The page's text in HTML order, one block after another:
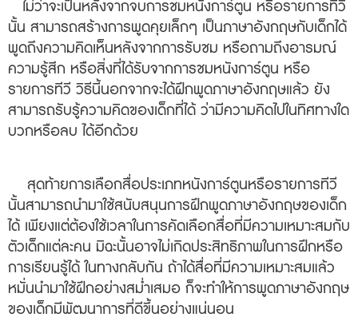
ไม่ว่าจะเป็นหลังจากจบการชมหนังการ์ตูน หรือรายการทีวี
นั้น สามารถสร้างการพูดคุยเล็กๆ เป็นภาษาอังกฤษกับเด็กได้
พูดถึงความคิดเห็นหลังจากการรับชม หรือถามถึงอารมณ์
ความรู้สึก หรือสิ่งที่ได้รับจากการชมหนังการ์ตูน หรือ
รายการทีวี วิธีนี้นอกจากจะได้ฝึกพูดภาษาอังกฤษแล้ว ยัง
สามารถรับรู้ความคิดของเด็กที่ได้ ว่ามีความคิดไปในทิศทางใด
บวกหรือลบ ได้อีกด้วย
สุดท้ายการเลือกสื่อประเภทหนังการ์ตูนหรือรายการทีวี
นั้นสามารถนำมาใช้สนับสนุนการฝึกพูดภาษาอังกฤษของเด็ก
ได้ เพียงแต่ต้องใช้เวลาในการคัดเลือกสื่อที่มีความเหมาะสมกับ
ตัวเด็กแต่ละคน มิฉะนั้นอาจไม่เกิดประสิทธิภาพในการฝึกหรือ
การเรียนรู้ได้ ในทางกลับกัน ถ้าได้สื่อที่มีความเหมาะสมแล้ว
หมั่นนำมาใช้ฝึกอย่างสม่ำเสมอ ก็จะทำให้การพูดภาษาอังกฤษ
ของเด็กมีพัฒนาการที่ดีขึ้นอย่างแน่นอน